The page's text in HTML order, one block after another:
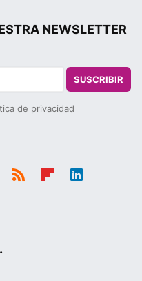
NEWSLETTER
SUSCRIBIR
de privacidad